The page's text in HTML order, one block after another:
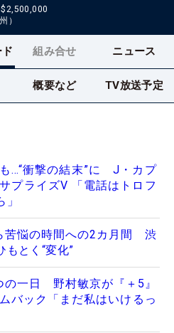
$2,500,000
）
組み合せ ニュース
概要など TV放送予定
…“衝撃の結末”に J・カプ
プライズV 「電話はトロフ
苦悩の時間への2カ月間 渋
もとく“変化”
の一日 野村敏京が『＋5』
バック「まだ私はいけるっ